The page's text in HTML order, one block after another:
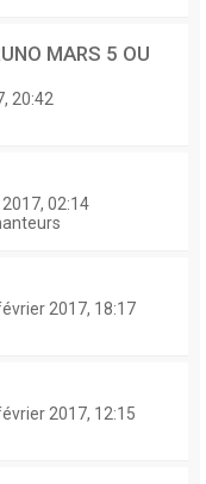
MARS 5 OU
20:42
02:14
2017, 18:17
2017, 12:15